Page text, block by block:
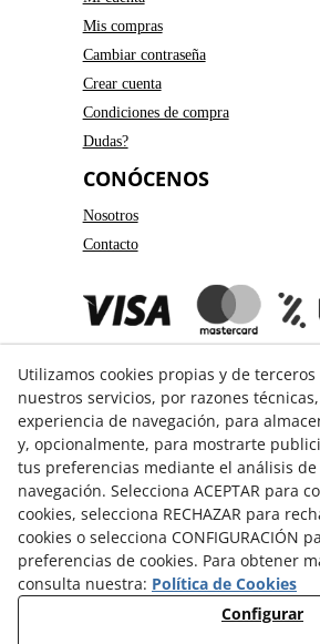
Mis compras
Cambiar contraseña
Crear cuenta
Condiciones de compra
Dudas?
CONÓCENOS
Nosotros
Contacto
GUÍA DE COMPRA
Formas de pago
Formas de envío
Cambios y devoluciones
Guía de Tallas
Utilizamos cookies propias y de
nuestros servicios, por razones
experiencia de navegación, para
y, opcionalmente, para mostrarte
tus preferencias mediante el análisis
navegación. Selecciona ACEPTAR para
cookies, selecciona RECHAZAR para
cookies o selecciona CONFIGURACIÓN
preferencias de cookies. Para obtener
consulta nuestra: Política de Cookies
Configurar